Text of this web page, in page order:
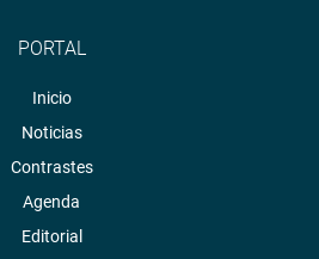
PORTAL
Inicio
Noticias
Contrastes
Agenda
Editorial